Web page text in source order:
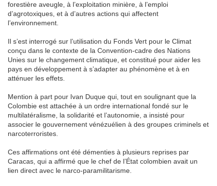
forestière aveugle, à l’exploitation minière, à l’emploi
d’agrotoxiques, et à d’autres actions qui affectent
l’environnement.
Il s’est interrogé sur l’utilisation du Fonds Vert pour le Climat
conçu dans le contexte de la Convention-cadre des Nations
Unies sur le changement climatique, et constitué pour aider les
pays en développement à s’adapter au phénomène et à en
atténuer les effets.
Mention à part pour Ivan Duque qui, tout en soulignant que la
Colombie est attachée à un ordre international fondé sur le
multilatéralisme, la solidarité et l’autonomie, a insisté pour
associer le gouvernement vénézuélien à des groupes criminels et
narcoterroristes.
Ces affirmations ont été démenties à plusieurs reprises par
Caracas, qui a affirmé que le chef de l’État colombien avait un
lien direct avec le narco-paramilitarisme.